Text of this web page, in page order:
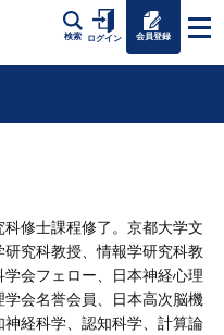
検索 ログイン 会員登録
修士課程修了。京都大学文
究科教授、情報学研究科教
会フェロー、日本神経心理
会名誉会員、日本高次脳機
経科学、認知科学、計算論